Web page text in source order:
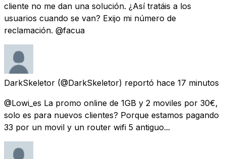
cliente no me dan una solución. ¿Así tratáis a los
usuarios cuando se van? Exijo mi número de
reclamación. @facua
DarkSkeletor (@DarkSkeletor) reportó hace 17 minutos
@Lowi_es La promo online de 1GB y 2 moviles por 30€,
solo es para nuevos clientes? Porque estamos pagando
33 por un movil y un router wifi 5 antiguo...